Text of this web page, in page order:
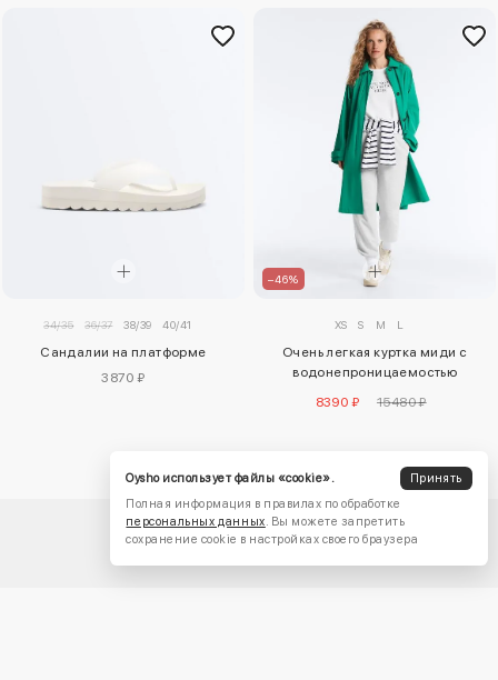
34/35 36/37 38/39 40/41
Сандалии на платформе
3870 ₽
–46%
XS S M L
Очень легкая куртка миди с
водонепроницаемостью
8390 ₽ 15480 ₽
Oysho использует файлы «cookie».
Принять
Полная информация в правилах по обработке
персональных данных. Вы можете запретить
сохранение cookie в настройках своего браузера